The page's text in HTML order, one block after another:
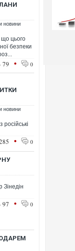
новини
цього
безпеки
79 • 0
новини
• 0
97 • 0